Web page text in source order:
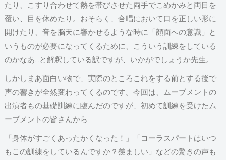
たり、こすり合わせて熱を帯びさせた両手でこめかみと両目を
覆い、目を休めたり。おそらく、合唱において口を正しい形に
開けたり、音を脳天に響かせるような時に「顔面への意識」と
いうものが必要になってくるために、こういう訓練をしている
のかなあ…と解釈している訳ですが、いかがでしょうか先生。
しかしまあ面白い物で、実際のところこれをする前とする後で
声の響きが全然変わってくるのです。今回は、ムーブメントの
出演者もの基礎訓練に臨んだのですが、初めて訓練を受けたム
ーブメントの皆さんから
「身体がすごくあったかくなった！」「コーラスパートはいつ
もこの訓練をしているんですか？羨ましい」などの驚きの声も